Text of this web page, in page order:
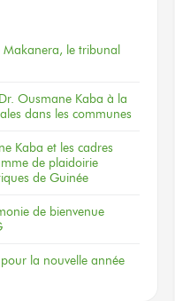
Makanera, le tribunal
Ousmane Kaba à la
dans les communes
Kaba et les cadres
de plaidoirie
de Guinée
de bienvenue
pour la nouvelle année